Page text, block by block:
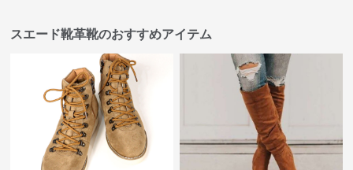
スエード靴革靴のおすすめアイテム